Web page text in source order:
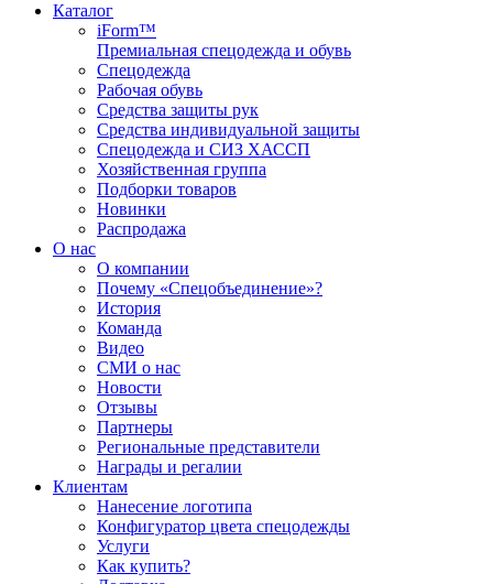
Каталог
iForm™
Премиальная спецодежда и обувь
Спецодежда
Рабочая обувь
Средства защиты рук
Средства индивидуальной защиты
Спецодежда и СИЗ ХАССП
Хозяйственная группа
Подборки товаров
Новинки
Распродажа
О нас
О компании
Почему «Спецобъединение»?
История
Команда
Видео
СМИ о нас
Новости
Отзывы
Партнеры
Региональные представители
Награды и регалии
Клиентам
Нанесение логотипа
Конфигуратор цвета спецодежды
Услуги
Как купить?